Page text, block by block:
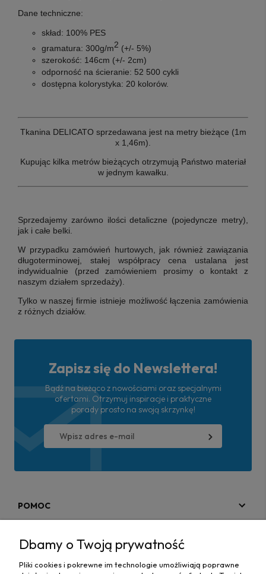
Dane techniczne:
skład: 100% PES
gramatura: 300g/m2 (+/- 5%)
szerokość: 146cm (+/- 2cm)
odporność na ścieranie: 52 500 cykli
dostępna kolorystyka: 20 kolorów.
Tkanina DELICATO sprzedawana jest na metry bieżące (1m
x 1,46m).
Kupując kilka metrów bieżących otrzymują Państwo materiał
w jednym kawałku.
Sprzedajemy zarówno ilości detaliczne (pojedyncze metry),
jak i całe belki.
W przypadku zamówień hurtowych, jak również zawiązania
długoterminowej, stałej współpracy cena ustalana jest
indywidualnie (przed zamówieniem prosimy o kontakt z
naszym działem sprzedaży)
Tylko w naszej firmie istnieje możliwość łączenia zamówienia
z różnych działów.
Zapisz się do Newslettera!
Bądź na bieżąco z nowościami oraz specjalnymi
ofertami. Otrzymuj inspiracje i praktyczne
porady prosto na swoją skrzynkę!
POMOC
Dbamy o Twoją prywatność
Pliki cookies i pokrewne im technologie umożliwiają poprawne